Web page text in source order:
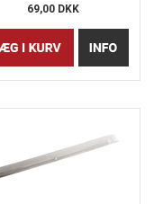
69,00 DKK